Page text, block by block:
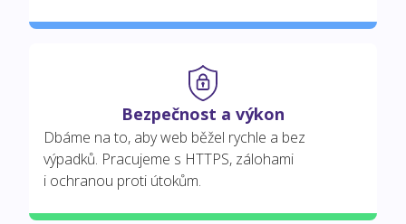
Bezpečnost a výkon
Dbáme na to, aby web běžel rychle a bez
výpadků. Pracujeme s HTTPS, zálohami
i ochranou proti útokům.